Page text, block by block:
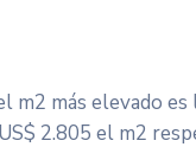
m2 más elevado
2.805 el m2